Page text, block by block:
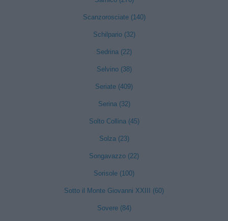
Scanzorosciate (140)
Schilpario (32)
Sedrina (22)
Selvino (38)
Seriate (409)
Serina (32)
Solto Collina (45)
Solza (23)
Songavazzo (22)
Sorisole (100)
Sotto il Monte Giovanni XXIII (60)
Sovere (84)